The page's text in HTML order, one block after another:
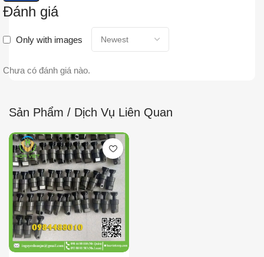
Đánh giá
Only with images
Chưa có đánh giá nào.
Sản Phẩm / Dịch Vụ Liên Quan